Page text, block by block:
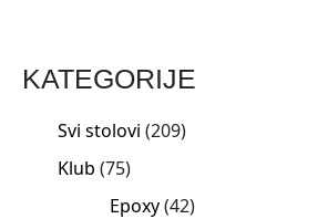
KATEGORIJE
Svi stolovi 209
Klub 75
Epoxy 42